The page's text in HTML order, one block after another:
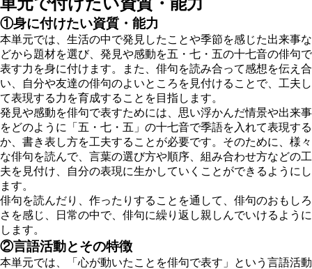
①身に付けたい資質・能力
本単元では、生活の中で発見したことや季節を感じた出来事な
どから題材を選び、発見や感動を五・七・五の十七音の俳句で
表す力を身に付けます。また、俳句を読み合って感想を伝え合
い、自分や友達の俳句のよいところを見付けることで、工夫し
て表現する力を育成することを目指します。
発見や感動を俳句で表すためには、思い浮かんだ情景や出来事
をどのように「五・七・五」の十七音で季語を入れて表現する
か、書き表し方を工夫することが必要です。そのために、様々
な俳句を読んで、言葉の選び方や順序、組み合わせ方などの工
夫を見付け、自分の表現に生かしていくことができるようにし
ます。
俳句を読んだり、作ったりすることを通して、俳句のおもしろ
さを感じ、日常の中で、俳句に繰り返し親しんでいけるように
します。
②言語活動とその特徴
本単元では、「心が動いたことを俳句で表す」という言語活動